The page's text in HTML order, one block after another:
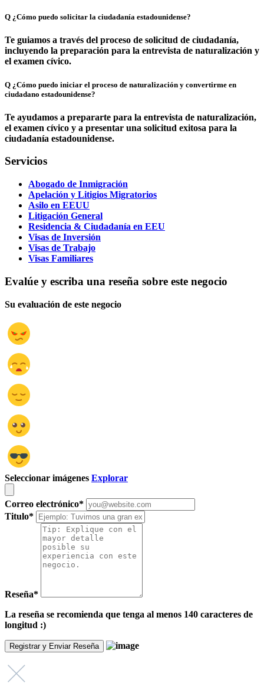
Q ¿Cómo puedo solicitar la ciudadanía estadounidense?
Te guiamos a través del proceso de solicitud de ciudadanía,
incluyendo la preparación para la entrevista de naturalización y
el examen cívico.
Q ¿Cómo puedo iniciar el proceso de naturalización y convertirme en
ciudadano estadounidense?
Te ayudamos a prepararte para la entrevista de naturalización,
el examen cívico y a presentar una solicitud exitosa para la
ciudadanía estadounidense.
Servicios
Abogado de Inmigración
Apelación y Litigios Migratorios
Asilo en EEUU
Litigación General
Residencia & Ciudadanía en EEU
Visas de Inversión
Visas de Trabajo
Visas Familiares
Evalúe y escriba una reseña sobre este negocio
Su evaluación de este negocio
Seleccionar imágenes Explorar
Correo electrónico*
Titulo*
Reseña*
La reseña se recomienda que tenga al menos 140 caracteres de
longitud :)